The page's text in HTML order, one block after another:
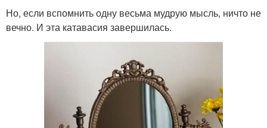
Но, если вспомнить одну весьма мудрую мысль, ничто не
вечно. И эта катавасия завершилась.